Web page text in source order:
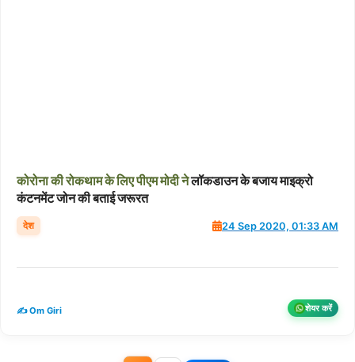
कोरोनाकीरोकथामकेलिएपीएममोदीनेलॉकडाउन के बजाय माइक्रो
कंटनमेंट जोन की बताई जरूरत
देश 24 Sep 2020, 01:33 AM
✍️ Om Giri शेयर करें